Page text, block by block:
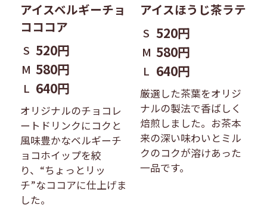
アイスベルギーチョ
コココア
S 520円
M 580円
L 640円
オリジナルのチョコレ
ートドリンクにコクと
風味豊かなベルギーチ
ョコホイップを絞
り、“ちょっとリッ
チ”なココアに仕上げま
した。
アイスほうじ茶ラテ
S 520円
M 580円
L 640円
厳選した茶葉をオリジ
ナルの製法で香ばしく
焙煎しました。お茶本
来の深い味わいとミル
クのコクが溶けあった
一品です。